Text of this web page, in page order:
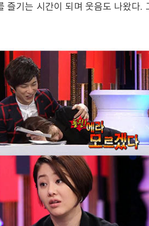
기는 시간이 되며 웃음도 나왔다.